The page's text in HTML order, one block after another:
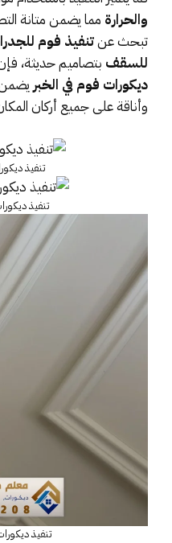
والحرارة مما يضمن متانة
تبحث عنتنفيذ فوم
للسقف بتصاميم حديثة، فإن
ديكورات فوم في الخبريضمن
وأناقة على جميع أركان
تنفيذ
تنفيذ
تنفيذ